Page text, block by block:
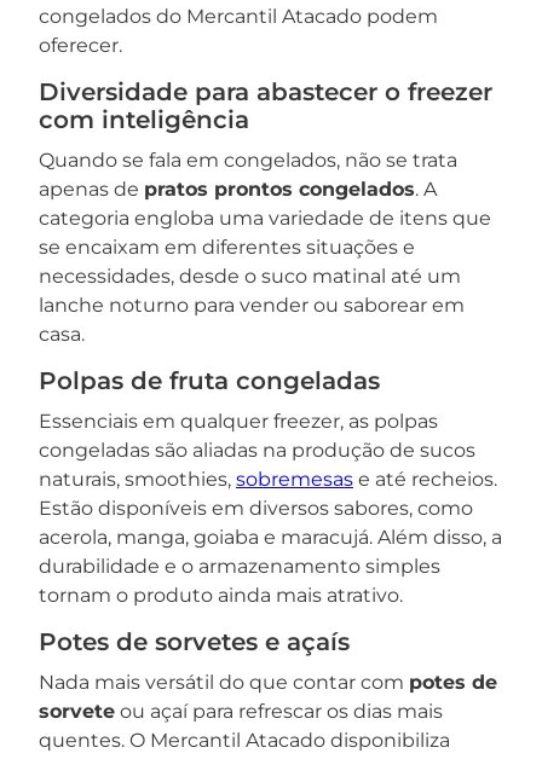
congelados do Mercantil Atacado podem
oferecer.
Diversidade para abastecer o freezer
com inteligência
Quando se fala em congelados, não se trata
apenas de pratos prontos congelados. A
categoria engloba uma variedade de itens que
se encaixam em diferentes situações e
necessidades, desde o suco matinal até um
lanche noturno para vender ou saborear em
casa.
Polpas de fruta congeladas
Essenciais em qualquer freezer, as polpas
congeladas são aliadas na produção de sucos
naturais, smoothies, sobremesas e até recheios.
Estão disponíveis em diversos sabores, como
acerola, manga, goiaba e maracujá. Além disso, a
durabilidade e o armazenamento simples
tornam o produto ainda mais atrativo.
Potes de sorvetes e açaís
Nada mais versátil do que contar com potes de
sorvete ou açaí para refrescar os dias mais
quentes. O Mercantil Atacado disponibiliza